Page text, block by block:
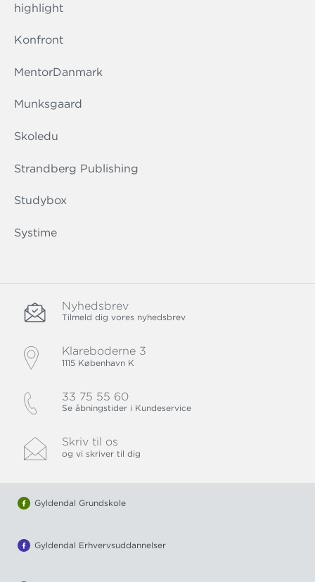
highlight
Konfront
MentorDanmark
Munksgaard
Skoledu
Strandberg Publishing
Studybox
Systime
Nyhedsbrev
Tilmeld dig vores nyhedsbrev
Klareboderne 3
1115 København K
33 75 55 60
Se åbningstider i Kundeservice
Skriv til os
og vi skriver til dig
Gyldendal Grundskole
Gyldendal Erhvervsuddannelser